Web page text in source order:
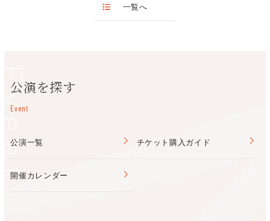
アシスタント：眺野 花（関西大学大学院 博士課程 後期課程）
ほか、関西大学 人間健康学部 大学院生・学部生
育連盟会長。
2020年（公社）日本女子体育連盟 JAPEW 指導者賞を受賞。
「舞踊不選人（ダンスは人を選ばず）」を掲げ、ダンス経験の有
る。2011年より関西大学と堺市の地域連携事業にてシニア対象
・お申し込み後のキャンセルはお受けできません。
一覧へ
公演を探す
Event
公演一覧 チケット購入ガイド
開催カレンダー